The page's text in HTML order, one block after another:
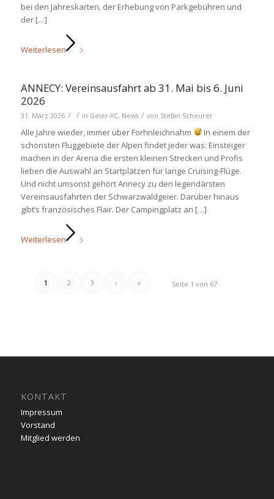
bei den Jahreskarten, der Erhebung von Parkgebühren und
der […]
Weiterlesen
ANNECY: Vereinsausfahrt ab 31. Mai bis 6. Juni
2026
31. März 2026 / / in Geier-XC, News / von Stefan Scheurer
Alle Jahre wieder, immer über Forhnleichnahm
In einem der
schönsten Fluggebiete der Alpen findet jeder was: Einsteiger
machen in der Arena die ersten kleinen Strecken und Profis
lieben die Auswahl an Startplätzen für lange Cruising-Flüge.
Und nicht umsonst gehört Annecy zu den legendärsten
Vereinsausfahrten der Schwarzwaldgeier. Darüber hinaus
gibt’s französisches Flair. Der Campingplatz an […]
Weiterlesen
Seite 1 von 67
1 2 3 › »
KONTAKT
Impressum
Vorstand
Mitglied werden